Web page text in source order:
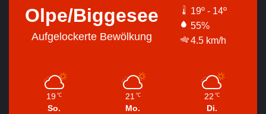
Olpe/Biggesee
Aufgelockerte Bewölkung
19º - 14º
55%
4.5 km/h
19 ℃
So.
21 ℃
Mo.
22 ℃
Di.